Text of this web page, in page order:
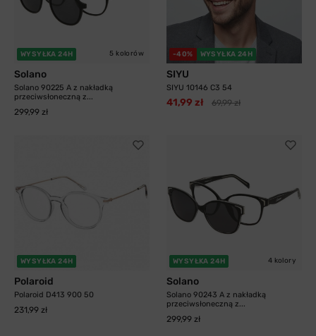
WYSYŁKA 24H 5 kolorów
Solano
Solano 90225 A z nakładką
przeciwsłoneczną z...
299,99 zł
-40% WYSYŁKA 24H
SIYU
SIYU 10146 C3 54
41,99 zł 69,99 zł
WYSYŁKA 24H
Polaroid
Polaroid D413 900 50
231,99 zł
WYSYŁKA 24H 4 kolory
Solano
Solano 90243 A z nakładką
przeciwsłoneczną z...
299,99 zł